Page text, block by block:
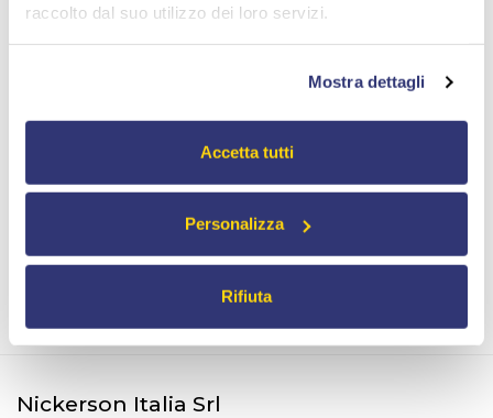
raccolto dal suo utilizzo dei loro servizi.
Mostra dettagli
Accetta tutti
Personalizza
Rifiuta
protezione dalla corrosione, tipica dell’effetto dell’acqua
Nickerson Italia Srl